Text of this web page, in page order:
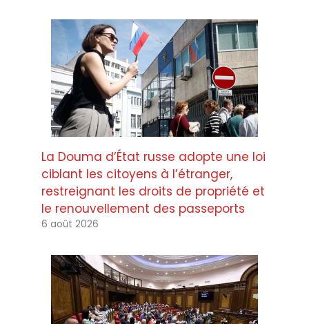
La Douma d’État russe adopte une loi
ciblant les citoyens à l’étranger,
restreignant les droits de propriété et
le renouvellement des passeports
6 août 2026